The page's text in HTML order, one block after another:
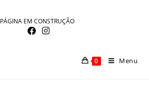
PÁGINA EM CONSTRUÇÃO
0 Menu